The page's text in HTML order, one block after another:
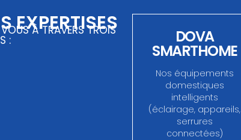
EXPERTISES
À TRAVERS TROIS
: DOVA
SMARTHOME
Nos équipements
domestiques
intelligents
(éclairage, appareils,
serrures
connectées)